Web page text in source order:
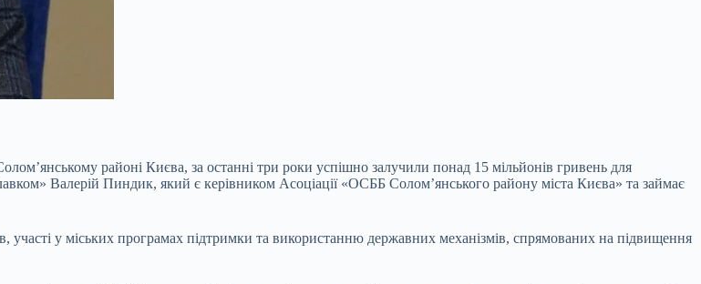
районі Києва, за останні три роки успішно залучили понад 15 мільйонів гривень для
Валерій Пиндик, який є керівником Асоціації «ОСББ Солом’янського району міста Києва» та займає
участі у міських програмах підтримки та використанню державних механізмів, спрямованих на підвищення